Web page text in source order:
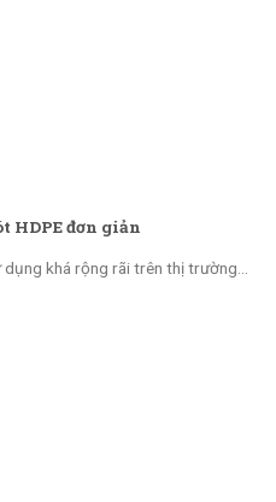
HDPE đơn giản
khá rộng rãi trên thị trường...